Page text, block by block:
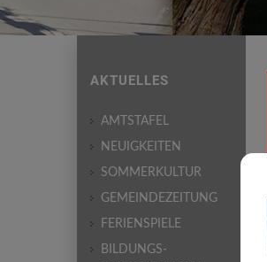
AKTUELLES
AMTSTAFEL
NEUIGKEITEN
SOMMERKULTUR
GEMEINDEZEITUNG
FERIENSPIELE
BILDUNGS-